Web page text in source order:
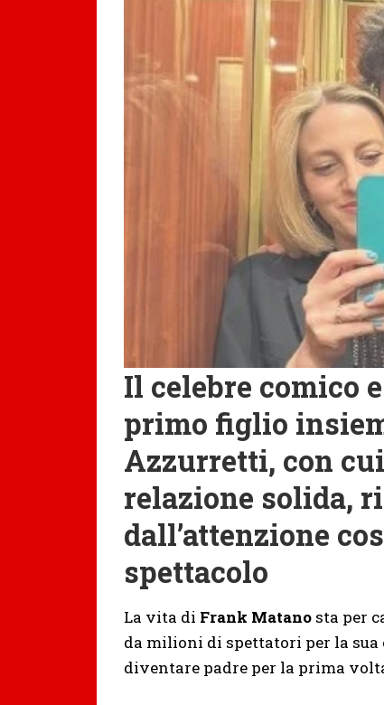
Il celebre comico
primo figlio
Azzurretti, con
relazione solida,
dall’attenzione
spettacolo
La vita di Frank Matano sta per
da milioni di spettatori per la
diventare padre per la prima